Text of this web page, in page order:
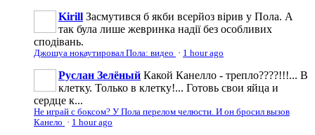
Kirill Засмутився б якби всерйоз вірив у Пола. А
так була лише жевринка надії без особливих
сподівань.
Джошуа нокаутировал Пола: видео · 1 hour ago
Руслан Зелёный Какой Канелло - трепло????!!!... В
клетку. Только в клетку!... Готовь свои яйца и
сердце к...
Не играй с боксом? У Пола перелом челюсти. И он бросил вызов
Канело · 1 hour ago